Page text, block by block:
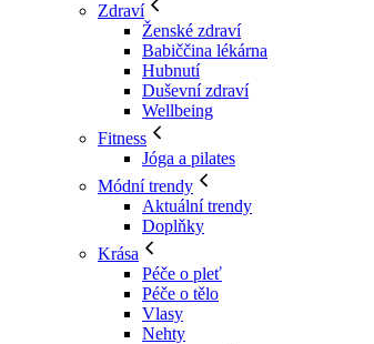
Zdraví
Ženské zdraví
Babiččina lékárna
Hubnutí
Duševní zdraví
Wellbeing
Fitness
Jóga a pilates
Módní trendy
Aktuální trendy
Doplňky
Krása
Péče o pleť
Péče o tělo
Vlasy
Nehty